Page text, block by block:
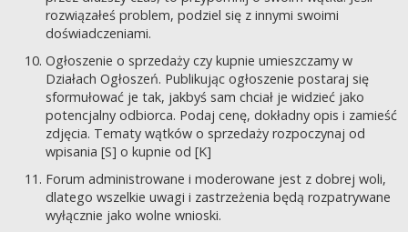
rozwiązałeś problem, podziel się z innymi swoimi
doświadczeniami.
Ogłoszenie o sprzedaży czy kupnie umieszczamy w
Działach Ogłoszeń. Publikując ogłoszenie postaraj się
sformułować je tak, jakbyś sam chciał je widzieć jako
potencjalny odbiorca. Podaj cenę, dokładny opis i zamieść
zdjęcia. Tematy wątków o sprzedaży rozpoczynaj od
wpisania [S] o kupnie od [K]
Forum administrowane i moderowane jest z dobrej woli,
dlatego wszelkie uwagi i zastrzeżenia będą rozpatrywane
wyłącznie jako wolne wnioski.